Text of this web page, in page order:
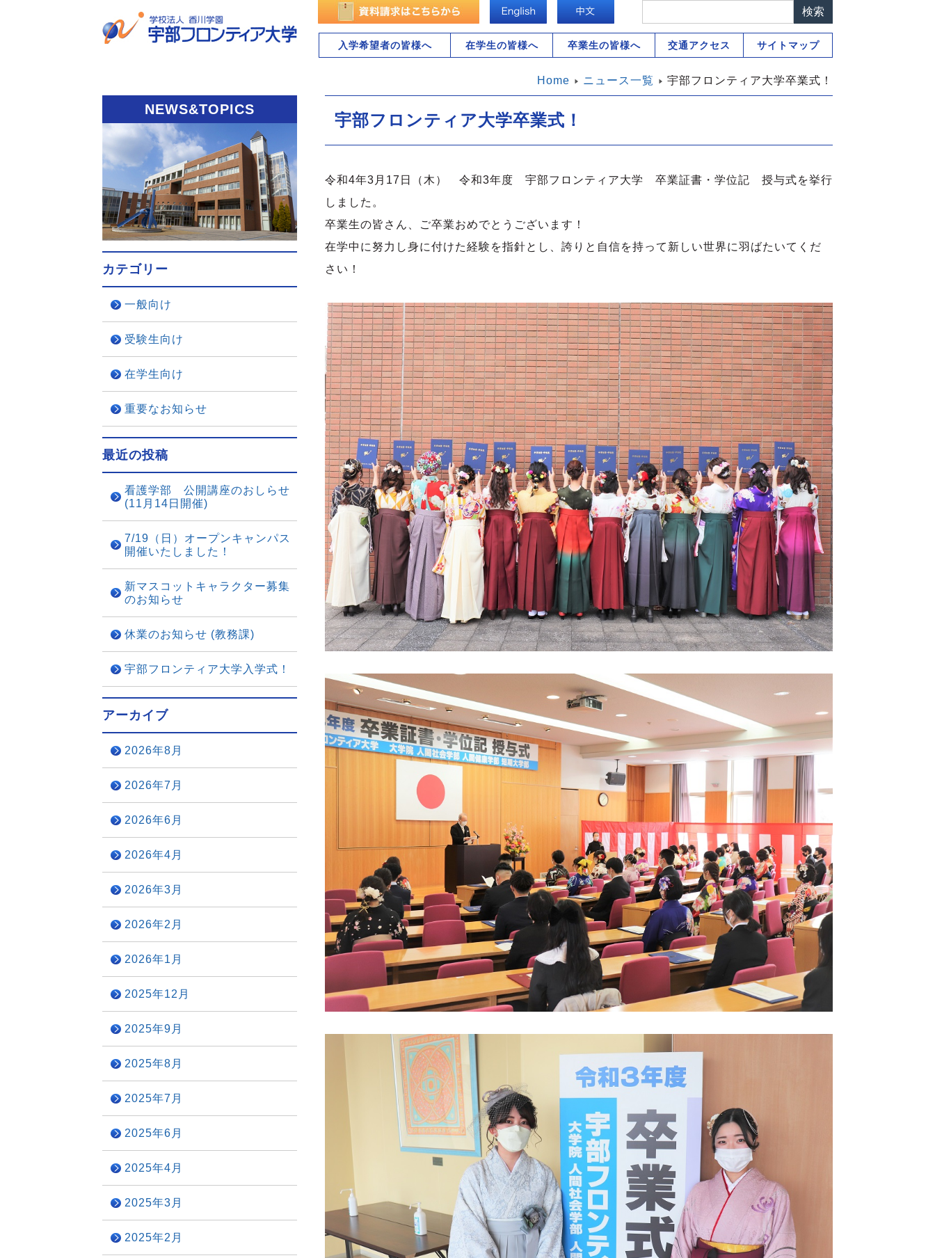
入学希望者の皆様へ 在学生の皆様へ 卒業生の皆様へ 交通アクセス サイトマップ
Home ニュース一覧 宇部フロンティア大学卒業式！
宇部フロンティア大学卒業式！
令和4年3月17日（木） 令和3年度 宇部フロンティア大学 卒業証書・学位記 授与式を挙行
しました。
卒業生の皆さん、ご卒業おめでとうございます！
在学中に努力し身に付けた経験を指針とし、誇りと自信を持って新しい世界に羽ばたいてくだ
さい！
NEWS&TOPICS
カテゴリー
一般向け
受験生向け
在学生向け
重要なお知らせ
最近の投稿
看護学部 公開講座のおしらせ
(11月14日開催)
7/19（日）オープンキャンパス
開催いたしました！
新マスコットキャラクター募集
のお知らせ
休業のお知らせ (教務課)
宇部フロンティア大学入学式！
アーカイブ
2026年8月
2026年7月
2026年6月
2026年4月
2026年3月
2026年2月
2026年1月
2025年12月
2025年9月
2025年8月
2025年7月
2025年6月
2025年4月
2025年3月
2025年2月